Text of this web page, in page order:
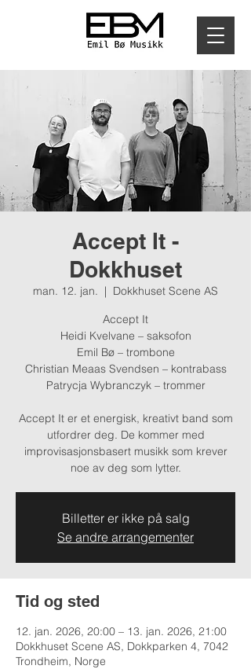
Accept It -
Dokkhuset
man. 12. jan.
  |
Dokkhuset Scene AS
Accept It
Heidi Kvelvane – saksofon
Emil Bø – trombone
Christian Meaas Svendsen – kontrabass
Patrycja Wybranczyk – trommer
Accept It er et energisk, kreativt band som
utfordrer deg. De kommer med
improvisasjonsbasert musikk som krever
noe av deg som lytter.
Billetter er ikke på salg
Se andre arrangementer
Tid og sted
12. jan. 2026, 20:00 – 13. jan. 2026, 21:00
Dokkhuset Scene AS, Dokkparken 4, 7042
Trondheim, Norge